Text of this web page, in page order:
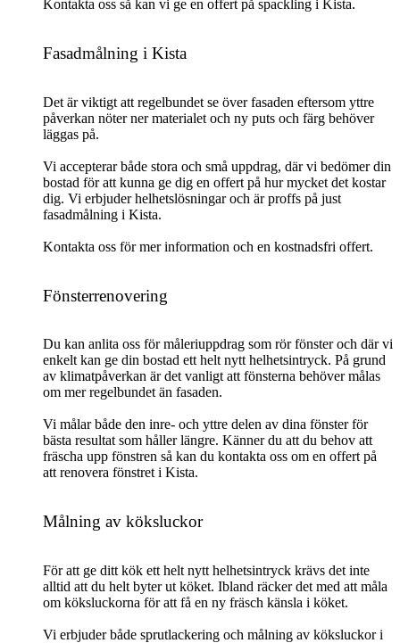
Kontakta oss så kan vi ge en offert på spackling i Kista.
Fasadmålning i Kista
Det är viktigt att regelbundet se över fasaden eftersom yttre
påverkan nöter ner materialet och ny puts och färg behöver
läggas på.
Vi accepterar både stora och små uppdrag, där vi bedömer din
bostad för att kunna ge dig en offert på hur mycket det kostar
dig. Vi erbjuder helhetslösningar och är proffs på just
fasadmålning i Kista.
Kontakta oss för mer information och en kostnadsfri offert.
Fönsterrenovering
Du kan anlita oss för måleriuppdrag som rör fönster och där vi
enkelt kan ge din bostad ett helt nytt helhetsintryck. På grund
av klimatpåverkan är det vanligt att fönsterna behöver målas
om mer regelbundet än fasaden.
Vi målar både den inre- och yttre delen av dina fönster för
bästa resultat som håller längre. Känner du att du behov att
fräscha upp fönstren så kan du kontakta oss om en offert på
att renovera fönstret i Kista.
Målning av köksluckor
För att ge ditt kök ett helt nytt helhetsintryck krävs det inte
alltid att du helt byter ut köket. Ibland räcker det med att måla
om köksluckorna för att få en ny fräsch känsla i köket.
Vi erbjuder både sprutlackering och målning av köksluckor i